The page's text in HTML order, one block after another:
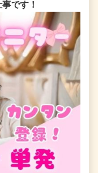
です！